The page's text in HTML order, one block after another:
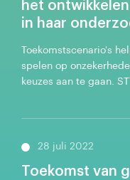
het
in haar
Toekomstscenario's
spelen op
keuzes aan te gaan.
28 juli 2022
Toekomst van